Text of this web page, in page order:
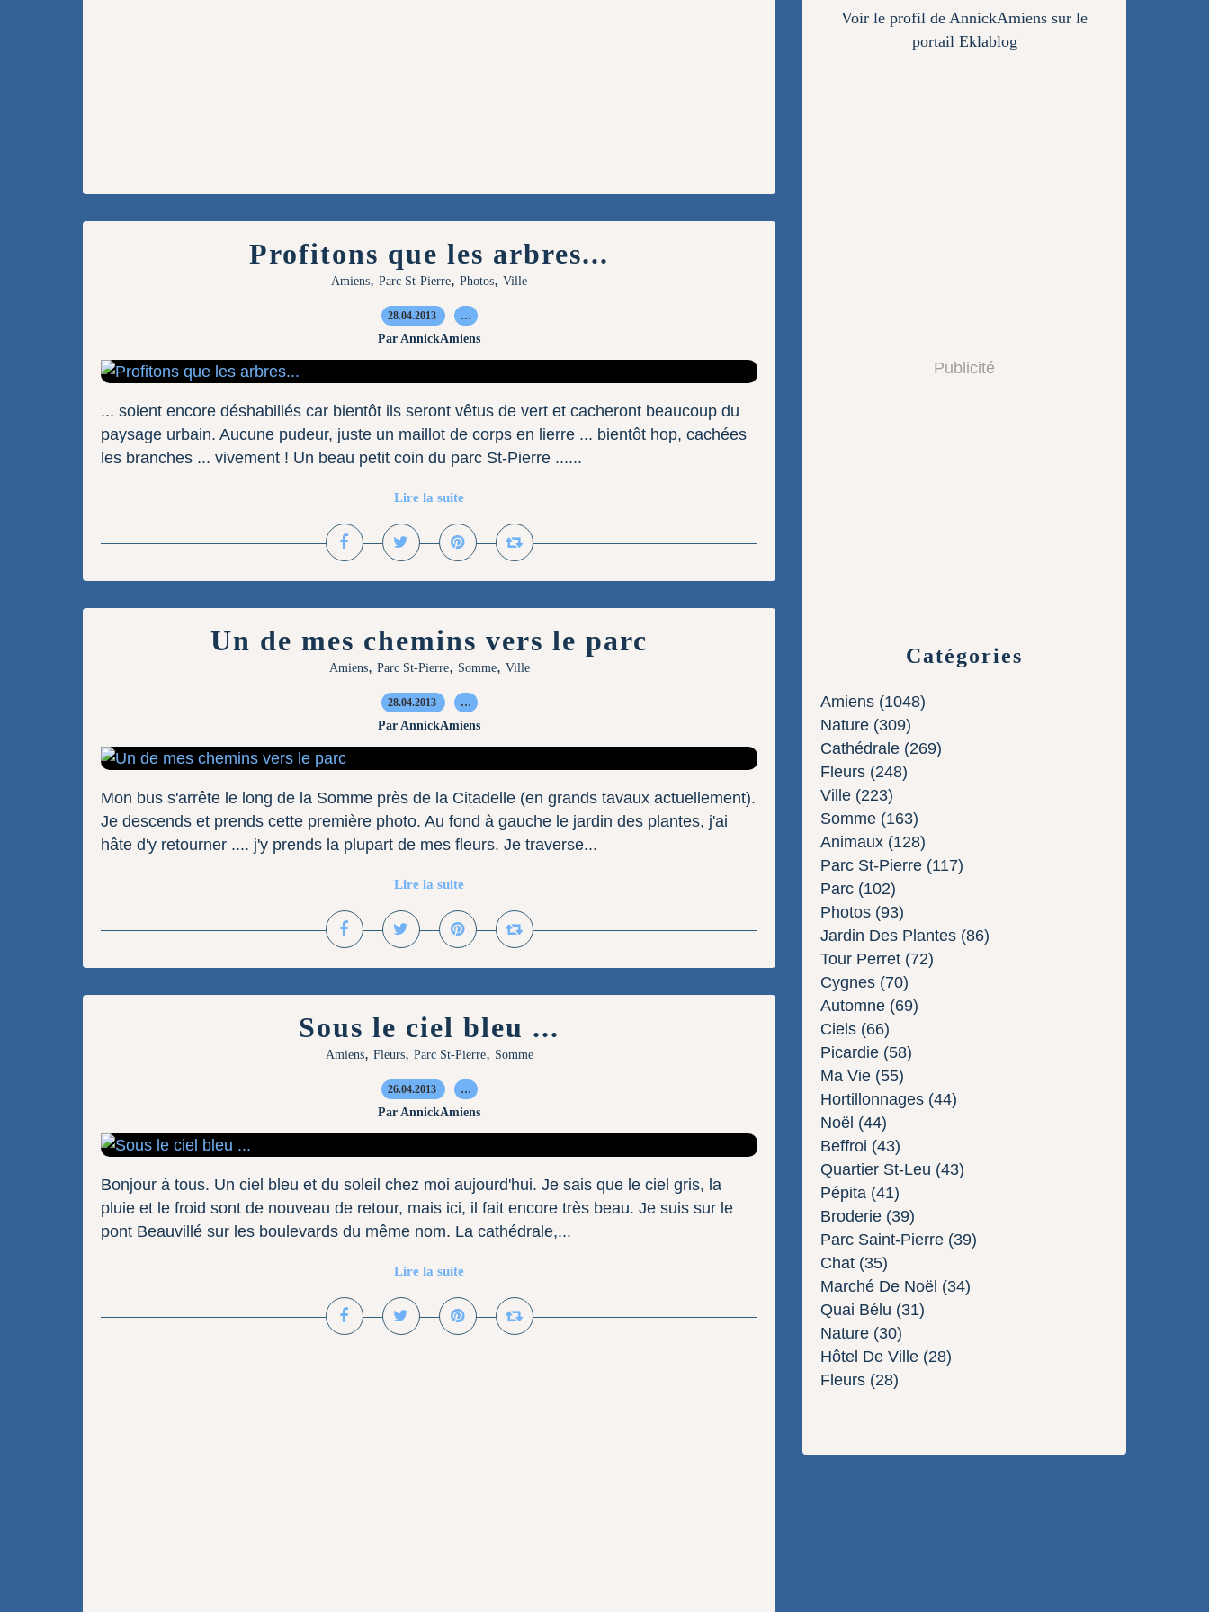
Profitons que les arbres...
Amiens, Parc St-Pierre, Photos, Ville
28.04.2013 …
Par AnnickAmiens
... soient encore déshabillés car bientôt ils seront vêtus de vert et cacheront beaucoup du
paysage urbain. Aucune pudeur, juste un maillot de corps en lierre ... bientôt hop, cachées
les branches ... vivement ! Un beau petit coin du parc St-Pierre ......
Lire la suite
Un de mes chemins vers le parc
Amiens, Parc St-Pierre, Somme, Ville
28.04.2013 …
Par AnnickAmiens
Mon bus s'arrête le long de la Somme près de la Citadelle (en grands tavaux actuellement).
Je descends et prends cette première photo. Au fond à gauche le jardin des plantes, j'ai
hâte d'y retourner .... j'y prends la plupart de mes fleurs. Je traverse...
Lire la suite
Sous le ciel bleu ...
Amiens, Fleurs, Parc St-Pierre, Somme
26.04.2013 …
Par AnnickAmiens
Bonjour à tous. Un ciel bleu et du soleil chez moi aujourd'hui. Je sais que le ciel gris, la
pluie et le froid sont de nouveau de retour, mais ici, il fait encore très beau. Je suis sur le
pont Beauvillé sur les boulevards du même nom. La cathédrale,...
Lire la suite
Catégories
Amiens (1048)
Nature (309)
Cathédrale (269)
Fleurs (248)
Ville (223)
Somme (163)
Animaux (128)
Parc St-Pierre (117)
Parc (102)
Photos (93)
Jardin Des Plantes (86)
Tour Perret (72)
Cygnes (70)
Automne (69)
Ciels (66)
Picardie (58)
Ma Vie (55)
Hortillonnages (44)
Noël (44)
Beffroi (43)
Quartier St-Leu (43)
Pépita (41)
Broderie (39)
Parc Saint-Pierre (39)
Chat (35)
Marché De Noël (34)
Quai Bélu (31)
Nature (30)
Hôtel De Ville (28)
Fleurs (28)
Voir le profil de AnnickAmiens sur le
portail Eklablog
Publicité